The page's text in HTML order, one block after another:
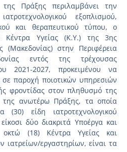
Πράξης περιλαμβάνει την
εξοπλισμού,
και θεραπευτικού τύπου, ο
Κέντρα Υγείας (K.Y.) της 3ης
(Μακεδονίας) στην Περιφέρεια
εντός της τρέχουσας
2021-2027, προκειμένου να
σε παροχή ποιοτικών υπηρεσιών
φροντίδας στον πληθυσμό της
της ανωτέρω Πράξης, τα οποία
(30) είδη ιατροτεχνολογικού
δύο διακριτά Υποέργα και
(18) Κέντρα Υγείας και
ιατρείων/εργαστηρίων, είναι τα